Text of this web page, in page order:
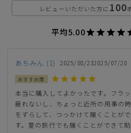
ブラウン
S(23.0cm)
在庫切れ
M(23.5cm)
在庫切れ
L(24.0cm)
レビューいただいた方に 100
平均5.00
あちみん 1 2025/08/232025/07/20
本当に購入してよかったです。フラ
疲れないし、ちょっと近所の用事の
をずらして、つっかけて履くことが
す。夏の旅行でも履くことができて